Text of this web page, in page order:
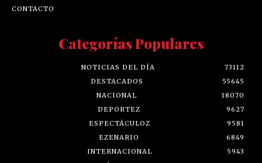
CONTACTO
Categorías Populares
NOTICIAS DEL DÍA
73112
DESTACADOS
55645
NACIONAL
18070
DEPORTEZ
9627
ESPECTÁCULOZ
9581
EZENARIO
6849
INTERNACIONAL
5943